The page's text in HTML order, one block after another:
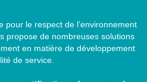
pour le respect de l’environnement
propose de nombreuses solutions
en matière de développement
de service.